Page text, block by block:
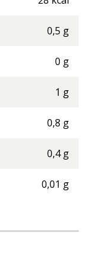
0,5 g
0 g
1 g
0,8 g
0,4 g
0,01 g